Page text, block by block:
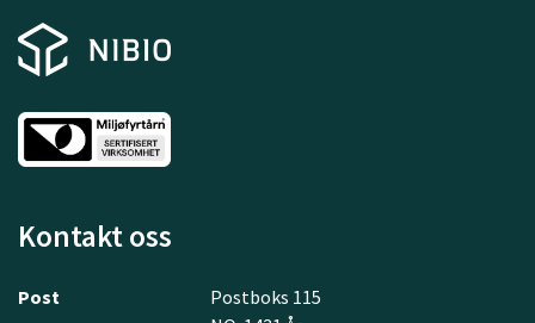
Kontakt oss
Post
Postboks 115